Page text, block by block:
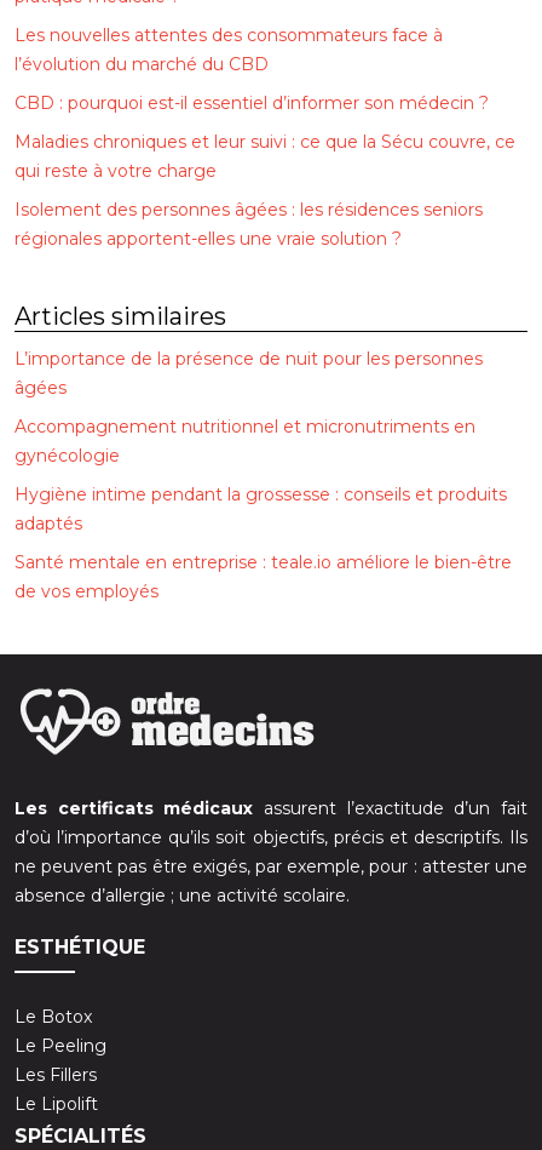
Les nouvelles attentes des consommateurs face à
l’évolution du marché du CBD
CBD : pourquoi est-il essentiel d’informer son médecin ?
Maladies chroniques et leur suivi : ce que la Sécu couvre, ce
qui reste à votre charge
Isolement des personnes âgées : les résidences seniors
régionales apportent-elles une vraie solution ?
Articles similaires
L’importance de la présence de nuit pour les personnes
âgées
Accompagnement nutritionnel et micronutriments en
gynécologie
Hygiène intime pendant la grossesse : conseils et produits
adaptés
Santé mentale en entreprise : teale.io améliore le bien-être
de vos employés
Les certificats médicaux assurent l’exactitude d’un fait
d’où l’importance qu’ils soit objectifs, précis et descriptifs. Ils
ne peuvent pas être exigés, par exemple, pour : attester une
absence d’allergie ; une activité scolaire.
ESTHÉTIQUE
Le Botox
Le Peeling
Les Fillers
Le Lipolift
SPÉCIALITÉS